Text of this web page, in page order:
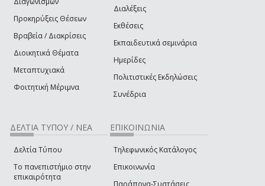
Προκηρύξεις Θέσεων
Βραβεία / Διακρίσεις
Διοικητικά Θέματα
Μεταπτυχιακά
Φοιτητική Μέριμνα
Διαλέξεις
Εκθέσεις
Εκπαιδευτικά σεμινάρια
Ημερίδες
Πολιτιστικές Εκδηλώσεις
Συνέδρια
ΔΕΛΤΙΑ ΤΥΠΟΥ / ΝΕΑ
Δελτία Τύπου
Το πανεπιστήμιο στην
επικαιρότητα
ΕΠΙΚΟΙΝΩΝΙΑ
Τηλεφωνικός Κατάλογος
Επικοινωνία